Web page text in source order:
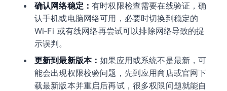
确认网络稳定：有时权限检查需要在线验证，确
认手机或电脑网络可用，必要时切换到稳定的
Wi‑Fi 或有线网络再尝试可以排除网络导致的提
示误判。
更新到最新版本：如果应用或系统不是最新，可
能会出现权限校验问题，先到应用商店或官网下
载最新版本并重启后再试，很多权限问题就能自